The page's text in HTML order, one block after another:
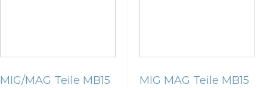
MIG/MAG Teile MB15
MIG MAG Teile MB15